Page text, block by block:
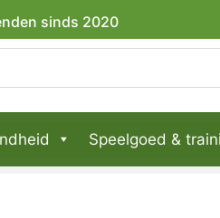
sinds 2020
Speelgoed &